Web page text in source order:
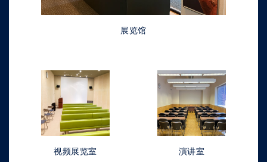
展览馆
视频展览室 演讲室